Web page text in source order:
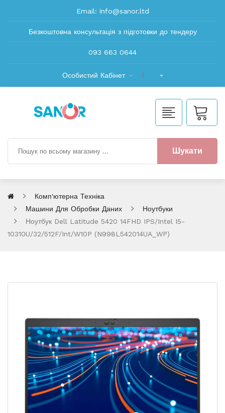
Email: info@sanor.ltd
Безкоштовна консультація з підготовки до тендеру
093 663 0644
Особистий Кабінет
Шукати
Комп'ютерна Техніка
Машини Для Обробки Даних
Ноутбуки
Ноутбук Dell Latitude 5420 14FHD IPS/Intel I5-
10310U/32/512F/int/W10P (N998L542014UA_WP)